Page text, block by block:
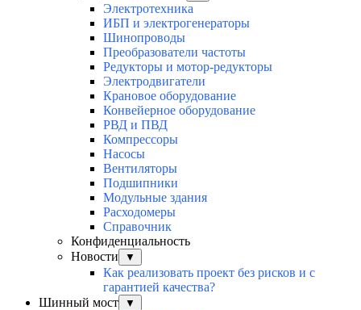
Электротехника
ИБП и электрогенераторы
Шинопроводы
Преобразователи частоты
Редукторы и мотор-редукторы
Электродвигатели
Крановое оборудование
Конвейерное оборудование
РВД и ПВД
Компрессоры
Насосы
Вентиляторы
Подшипники
Модульные здания
Расходомеры
Справочник
Конфиденциальность
Новости
▼
Как реализовать проект без рисков и с
гарантией качества?
Шинный мост
▼